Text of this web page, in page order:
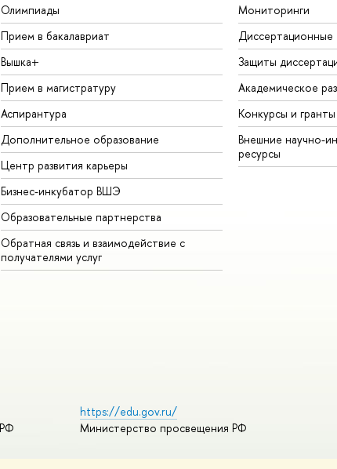
Олимпиады
Прием в бакалавриат
Вышка+
Прием в магистратуру
Аспирантура
Дополнительное образование
Центр развития карьеры
Бизнес-инкубатор ВШЭ
Образовательные партнерства
Обратная связь и взаимодействие с
получателями услуг
Мониторинги
Диссертационные
Защиты
Академическое
Конкурсы и гранты
Внешние научно-
ресурсы
https://edu.gov.ru/
Министерство просвещения РФ